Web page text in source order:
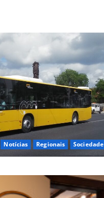
Notícias Regionais Sociedade